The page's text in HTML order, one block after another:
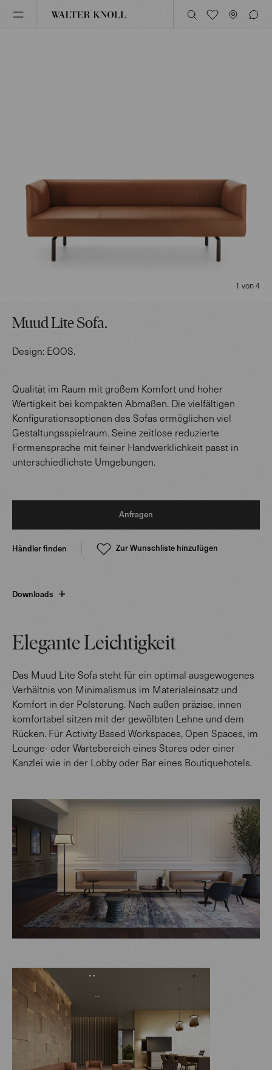
Muud Lite Sofa.
Design: EOOS.
Qualität im Raum mit großem Komfort und hoher
Wertigkeit bei kompakten Abmaßen. Die vielfältigen
Konfigurationsoptionen des Sofas ermöglichen viel
Gestaltungsspielraum. Seine zeitlose reduzierte
Formensprache mit feiner Handwerklichkeit passt in
unterschiedlichste Umgebungen.
Anfragen
Händler finden Zur Wunschliste hinzufügen
Downloads
1 von 4
Elegante Leichtigkeit
Das Muud Lite Sofa steht für ein optimal ausgewogenes
Verhältnis von Minimalismus im Materialeinsatz und
Komfort in der Polsterung. Nach außen präzise, innen
komfortabel sitzen mit der gewölbten Lehne und dem
Rücken. Für Activity Based Workspaces, Open Spaces, im
Lounge- oder Wartebereich eines Stores oder einer
Kanzlei wie in der Lobby oder Bar eines Boutiquehotels.